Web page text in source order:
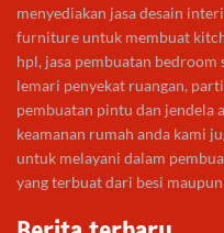
menyediakan jasa desain
furniture untuk membuat
hpl, jasa pembuatan bedroom
lemari penyekat ruangan,
pembuatan pintu dan jendela
keamanan rumah anda kami
untuk melayani dalam
yang terbuat dari besi